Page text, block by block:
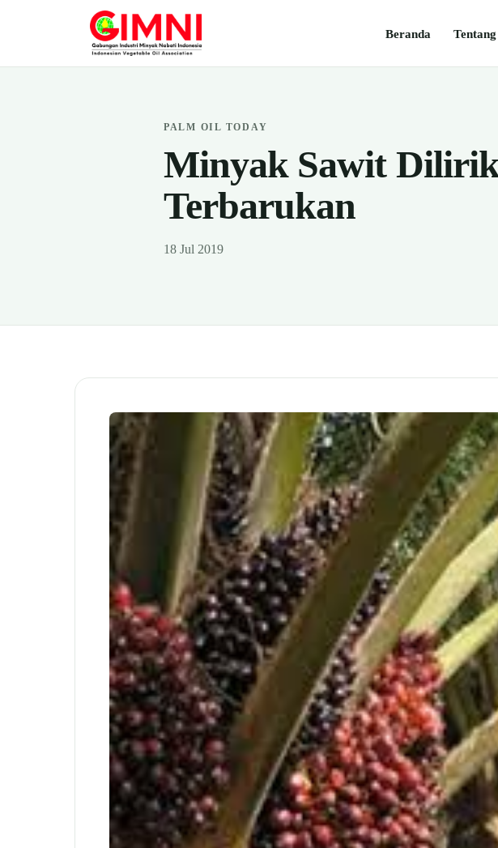
Beranda
PALM OIL TODAY
Minyak Sawit
Terbarukan
18 Jul 2019